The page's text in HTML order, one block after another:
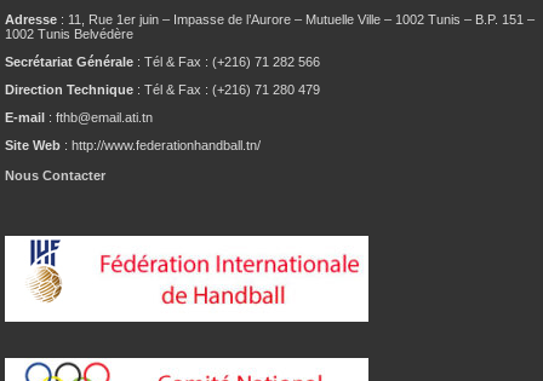
Adresse : 11, Rue 1er juin – Impasse de l’Aurore – Mutuelle Ville – 1002 Tunis – B.P. 151 –
1002 Tunis Belvédère
Secrétariat Générale : Tél & Fax : (+216) 71 282 566
Direction Technique : Tél & Fax : (+216) 71 280 479
E-mail : fthb@email.ati.tn
Site Web : http://www.federationhandball.tn/
Nous Contacter